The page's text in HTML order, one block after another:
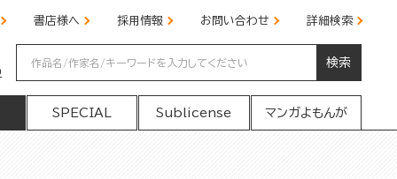
書店様へ 採用情報 お問い合わせ 詳細検索
検索
SPECIAL Sublicense マンガよもんが